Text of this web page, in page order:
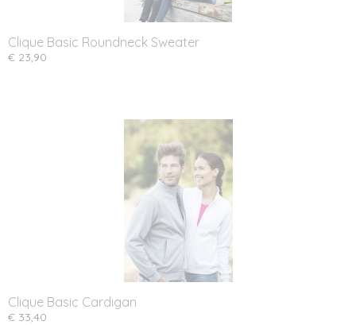
Clique Basic Roundneck Sweater
€ 23,90
Clique Basic Cardigan
€ 33,40